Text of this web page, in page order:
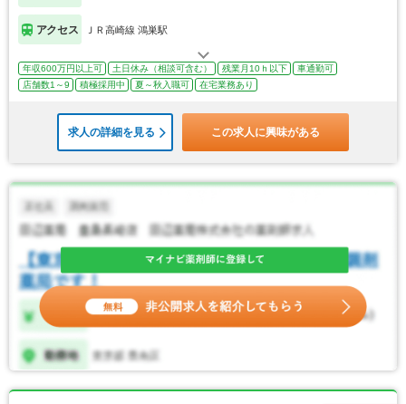
アクセス ＪＲ高崎線 鴻巣駅
年収600万円以上可 土日休み（相談可含む） 残業月10ｈ以下
車通勤可
店舗数1～9
積極採用中 夏～秋入職可 在宅業務あり
求人の詳細を見る この求人に興味がある